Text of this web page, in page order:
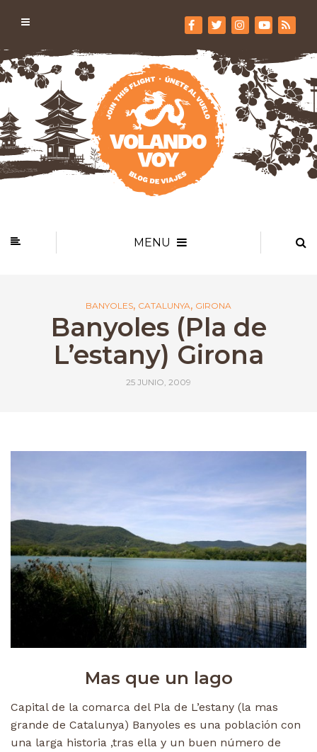
MENU
BANYOLES, CATALUNYA, GIRONA
Banyoles (Pla de
L’estany) Girona
25 JUNIO, 2009
Mas que un lago
Capital de la comarca del Pla de L’estany (la mas
grande de Catalunya) Banyoles es una población con
una larga historia ,tras ella y un buen número de